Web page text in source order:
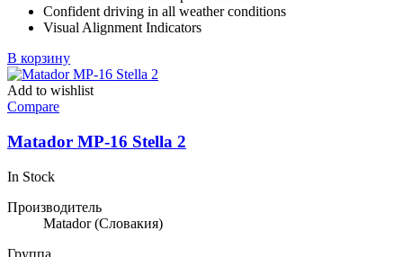
Confident driving in all weather conditions
Visual Alignment Indicators
В корзину
Add to wishlist
Compare
Matador MP-16 Stella 2
In Stock
Производитель
Matador(Словакия)
Группа